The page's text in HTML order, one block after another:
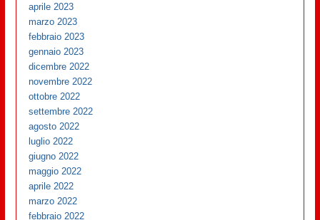
aprile 2023
marzo 2023
febbraio 2023
gennaio 2023
dicembre 2022
novembre 2022
ottobre 2022
settembre 2022
agosto 2022
luglio 2022
giugno 2022
maggio 2022
aprile 2022
marzo 2022
febbraio 2022